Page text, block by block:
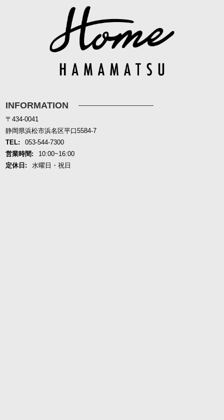
INFORMATION
〒434-0041
静岡県浜松市浜名区平口5584-7
TEL:
053-544-7300
営業時間:
10:00~16:00
定休日:
水曜日・祝日